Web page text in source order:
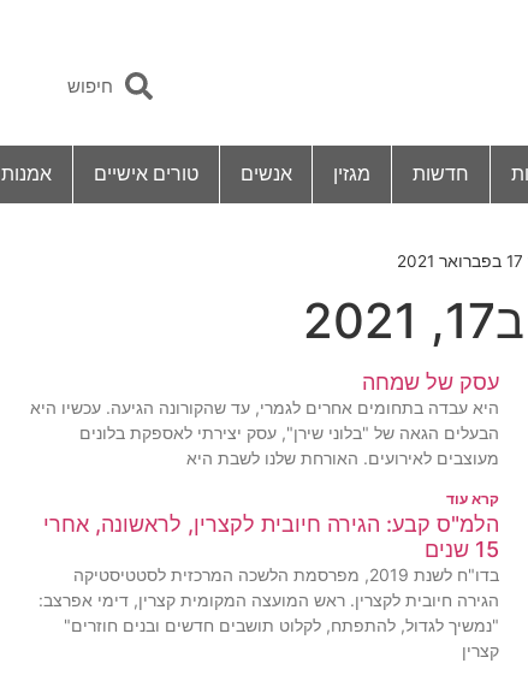
חדשות מגזין אנשים טורים אישיים אמנות
עסק של שמחה
היא עבדה בתחומים אחרים לגמרי, עד שהקורונה הגיעה. עכשיו היא
הבעלים הגאה של "בלוני שירן", עסק יצירתי לאספקת בלונים
מעוצבים לאירועים. האורחת שלנו לשבת היא
קרא עוד
הלמ"ס קבע: הגירה חיובית לקצרין, לראשונה, אחרי
15 שנים
בדו"ח לשנת 2019, מפרסמת הלשכה המרכזית לסטטיסטיקה
הגירה חיובית לקצרין. ראש המועצה המקומית קצרין, דימי אפרצב:
"נמשיך לגדול, להתפתח, לקלוט תושבים חדשים ובנים חוזרים"
קצרין